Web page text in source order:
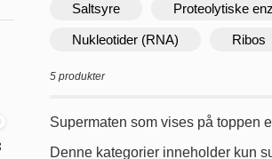
Saltsyre Proteolytiske
Nukleotider (RNA) Ribos
5 produkter
Supermaten som vises på toppen
Denne kategorier inneholder kun